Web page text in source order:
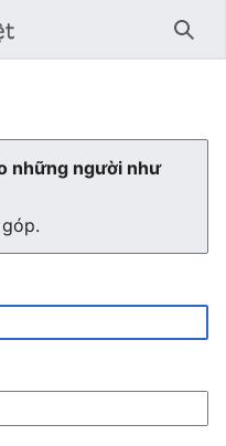
Tìm
những người như